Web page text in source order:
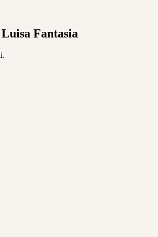
Fantasia